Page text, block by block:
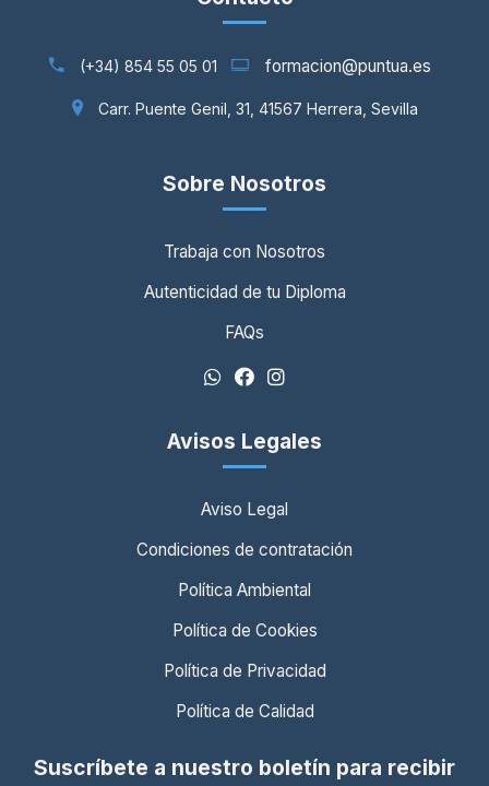
(+34) 854 55 05 01 formacion@puntua.es
Carr. Puente Genil, 31, 41567 Herrera, Sevilla
Sobre Nosotros
Trabaja con Nosotros
Autenticidad de tu Diploma
FAQs
Avisos Legales
Aviso Legal
Condiciones de contratación
Política Ambiental
Política de Cookies
Política de Privacidad
Política de Calidad
Suscríbete a nuestro boletín para recibir